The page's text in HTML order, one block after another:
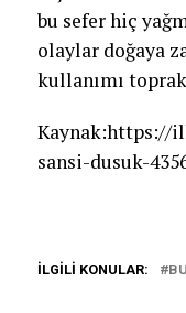
bu sefer hiç
olaylar doğaya
kullanımı
Kaynak:https://
sansi-dusuk-
İLGILI KONULAR: